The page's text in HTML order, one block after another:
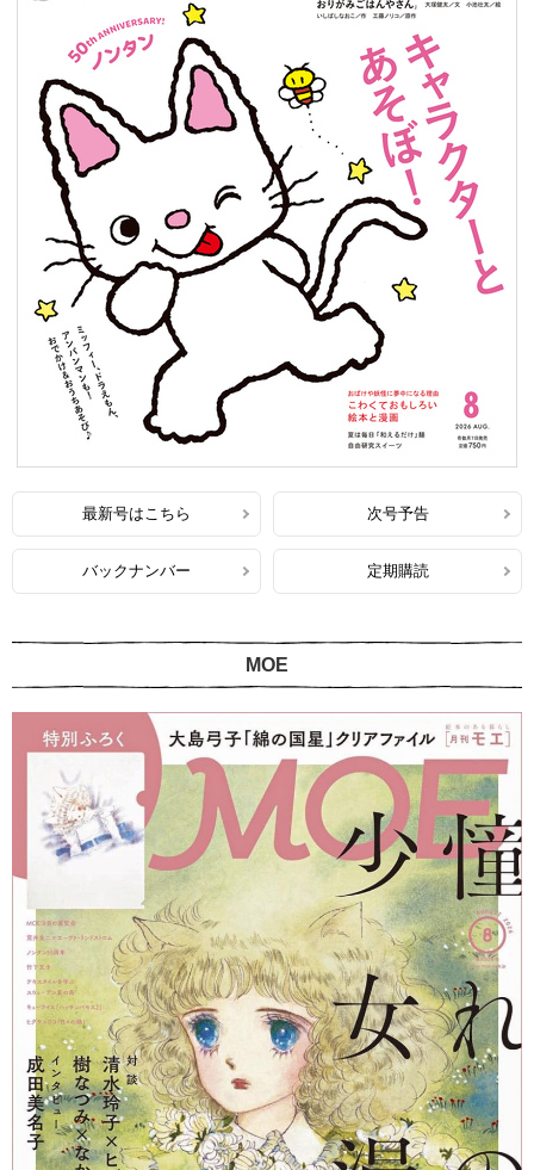
最新号はこちら 次号予告
バックナンバー 定期購読
MOE